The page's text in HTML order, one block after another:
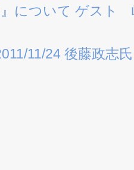
』について ゲス
11/24 後藤政志